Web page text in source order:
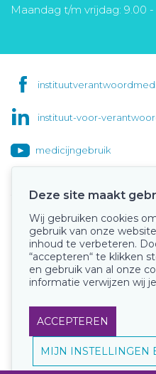
Maandag t/m vrijdag: 9.00 -
instituut-voor-
medicijngebruik
Onze
Deze site maakt
Wij gebruiken cookies
gebruik van onze
inhoud te verbeteren.
“accepteren“ te klikken
en gebruik van al onze
informatie verwijzen wij
ACCEPTEREN
MIJN INSTELLINGEN